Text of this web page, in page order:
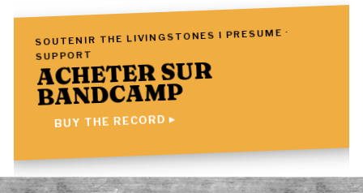
SOUTENIR THE LIVINGSTONES I PRESUME ·
SUPPORT
ACHETER SUR
BANDCAMP
BUY THE RECORD ▸